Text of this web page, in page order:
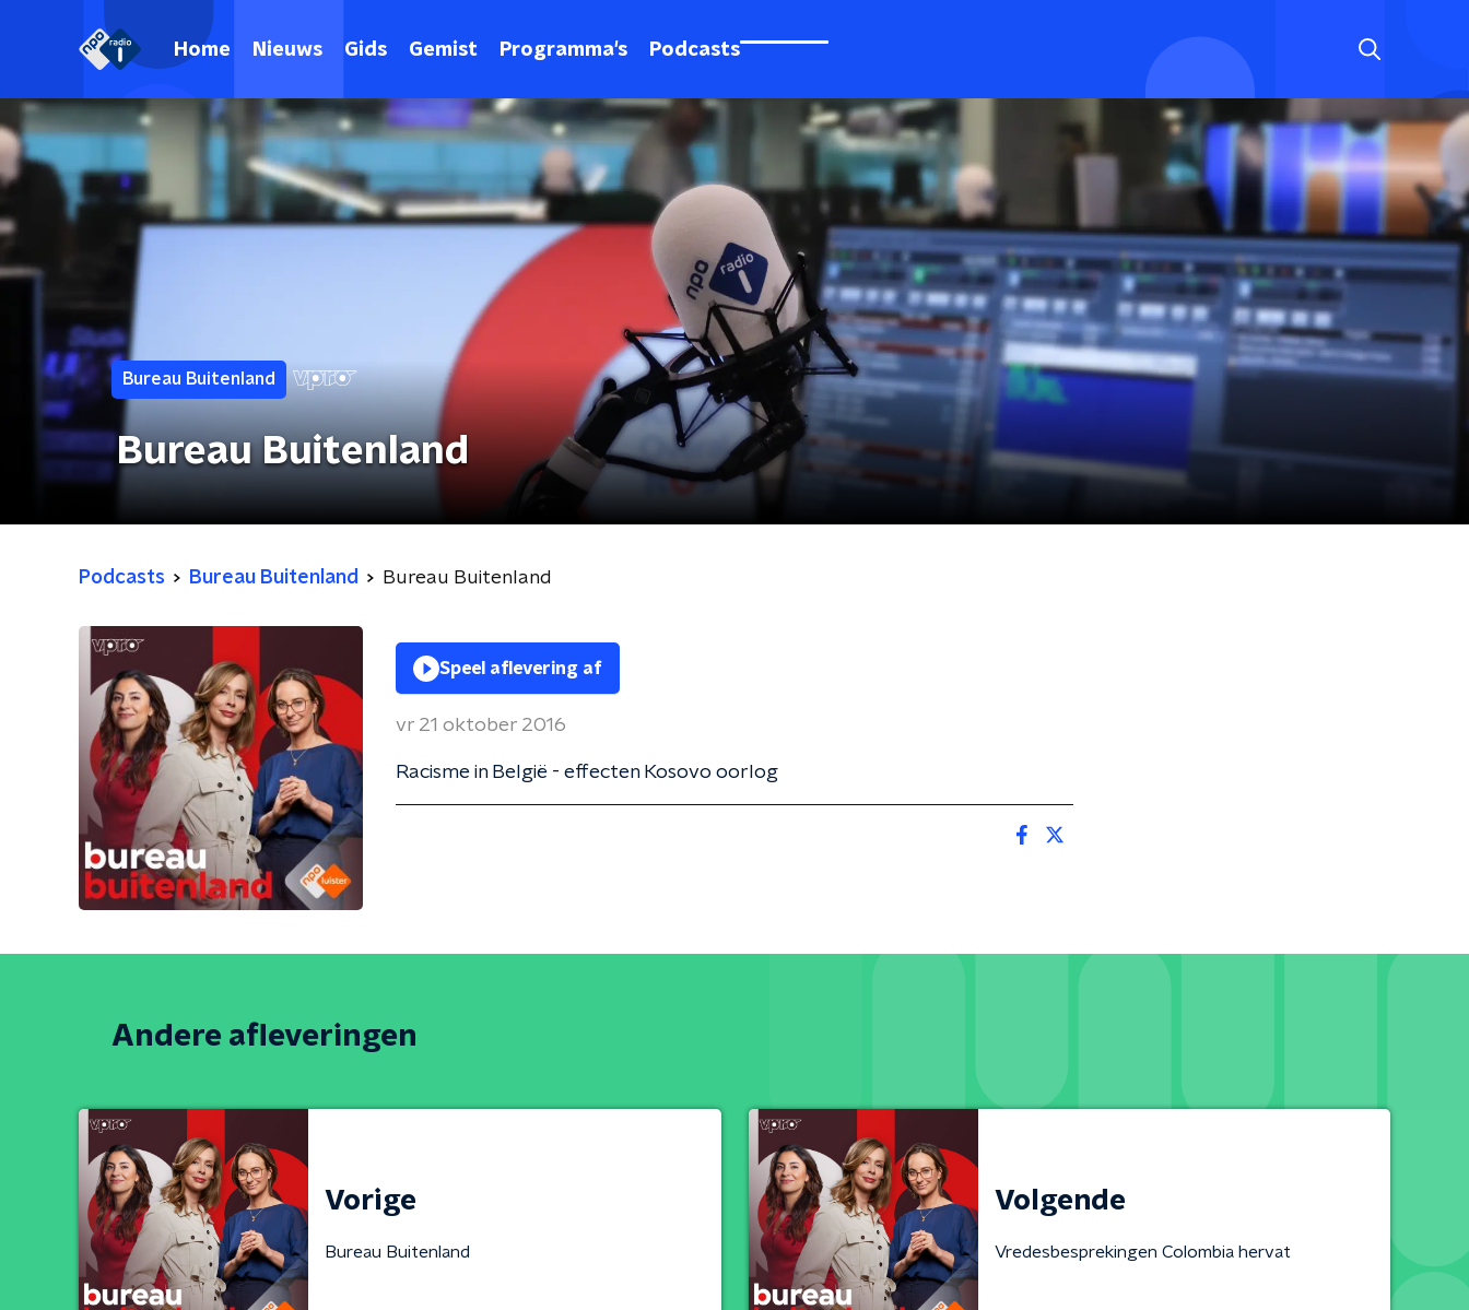
Home Nieuws Gids Gemist Programma's Podcasts
Bureau Buitenland
Bureau Buitenland
Podcasts Bureau Buitenland Bureau Buitenland
Speel aflevering af
vr 21 oktober 2016
Racisme in België - effecten Kosovo oorlog
Andere afleveringen
Vorige
Bureau Buitenland
Volgende
Vredesbesprekingen Colombia hervat